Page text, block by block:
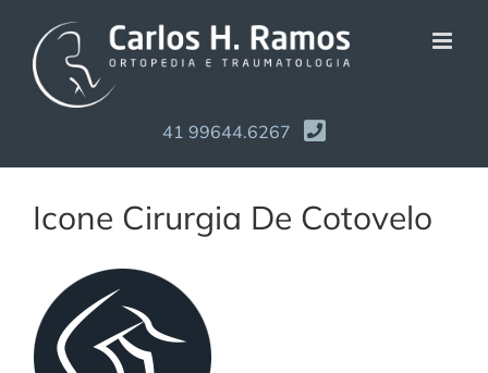
conteúdo
41 99644.6267
Icone Cirurgia De Cotovelo